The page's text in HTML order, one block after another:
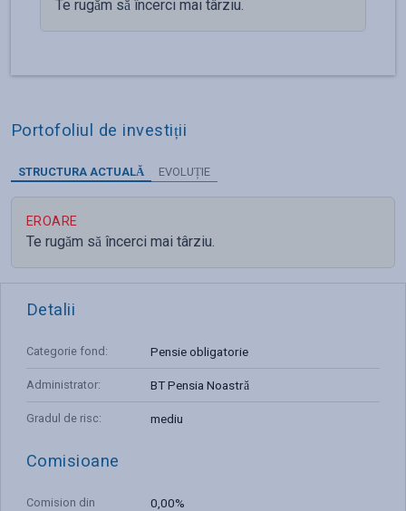
Te rugăm să încerci mai târziu.
Portofoliul de investiții
STRUCTURA ACTUALĂ EVOLUȚIE
EROARE
Te rugăm să încerci mai târziu.
Detalii
Categorie fond : Pensie obligatorie
Administrator: BT Pensia Noastră
Gradul de risc: mediu
Comisioane
Comision din
0,00%